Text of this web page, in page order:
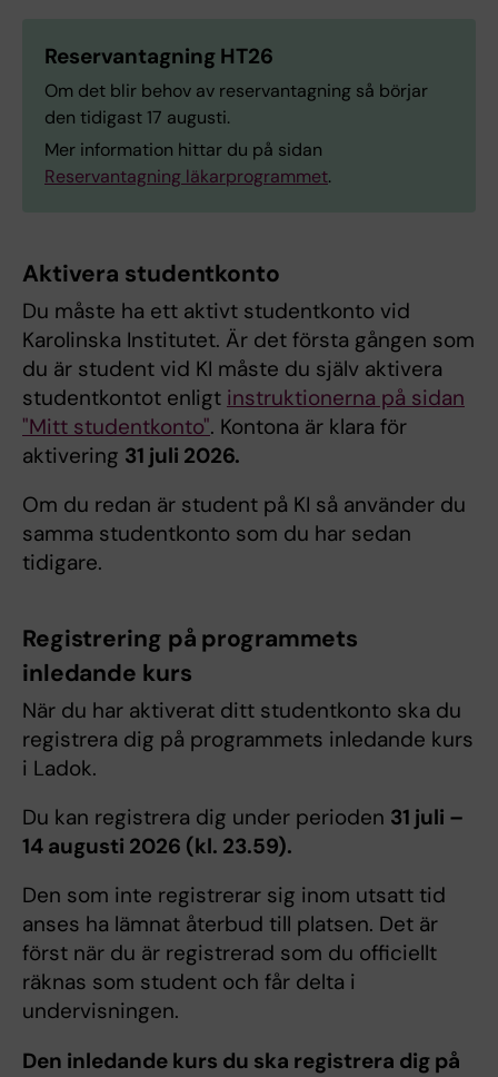
Reservantagning HT26
Om det blir behov av reservantagning så börjar
den tidigast 17 augusti.
Mer information hittar du på sidan
Reservantagning läkarprogrammet.
Aktivera studentkonto
Du måste ha ett aktivt studentkonto vid
Karolinska Institutet. Är det första gången som
du är student vid KI måste du själv aktivera
studentkontot enligt instruktionerna på sidan
"Mitt studentkonto". Kontona är klara för
aktivering 31 juli 2026.
Om du redan är student på KI så använder du
samma studentkonto som du har sedan
tidigare.
Registrering på programmets
inledande kurs
När du har aktiverat ditt studentkonto ska du
registrera dig på programmets inledande kurs
i Ladok.
Du kan registrera dig under perioden 31 juli –
14 augusti 2026 (kl. 23.59).
Den som inte registrerar sig inom utsatt tid
anses ha lämnat återbud till platsen. Det är
först när du är registrerad som du officiellt
räknas som student och får delta i
undervisningen.
Den inledande kurs du ska registrera dig på